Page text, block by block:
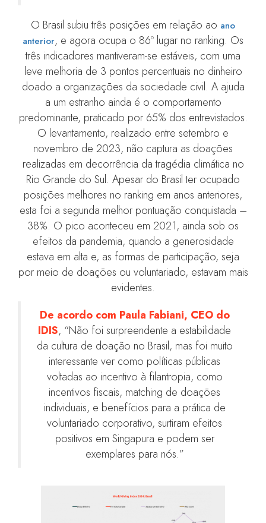
O Brasil subiu três posições em relação ao ano
anterior, e agora ocupa o 86º lugar no ranking. Os
três indicadores mantiveram-se estáveis, com uma
leve melhoria de 3 pontos percentuais no dinheiro
doado a organizações da sociedade civil. A ajuda
a um estranho ainda é o comportamento
predominante, praticado por 65% dos entrevistados.
O levantamento, realizado entre setembro e
novembro de 2023, não captura as doações
realizadas em decorrência da tragédia climática no
Rio Grande do Sul. Apesar do Brasil ter ocupado
posições melhores no ranking em anos anteriores,
esta foi a segunda melhor pontuação conquistada –
38%. O pico aconteceu em 2021, ainda sob os
efeitos da pandemia, quando a generosidade
estava em alta e, as formas de participação, seja
por meio de doações ou voluntariado, estavam mais
evidentes.
De acordo com Paula Fabiani, CEO do
IDIS, “Não foi surpreendente a estabilidade
da cultura de doação no Brasil, mas foi muito
interessante ver como políticas públicas
voltadas ao incentivo à filantropia, como
incentivos fiscais, matching de doações
individuais, e benefícios para a prática de
voluntariado corporativo, surtiram efeitos
positivos em Singapura e podem ser
exemplares para nós.”